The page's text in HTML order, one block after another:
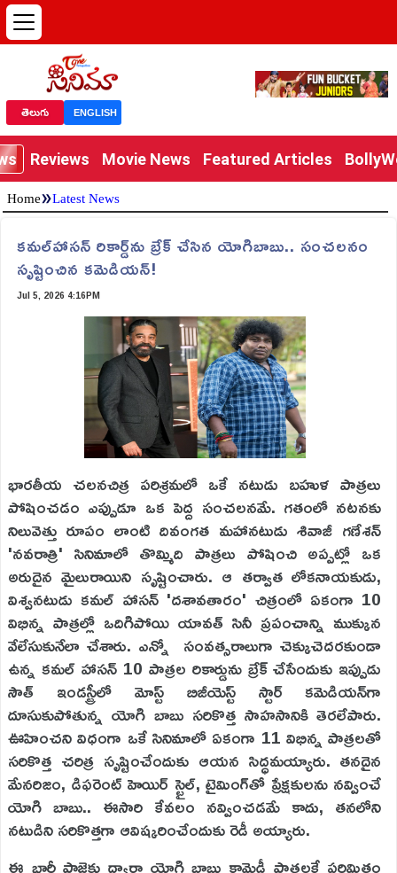
తెలుగు ENGLISH
Reviews Movie News Featured Articles
Home»Latest News
కమల్‌హాసన్ రికార్డ్‌ను బ్రేక్ చేసిన యోగిబాబు.. సంచ‌ల‌నం
సృష్టించిన క‌మెడియ‌న్‌!
Jul 5, 2026 4:16PM
భారతీయ చలనచిత్ర పరిశ్రమలో ఒకే నటుడు బహుళ పాత్రలు
పోషించడం ఎప్పుడూ ఒక పెద్ద సంచలనమే. గతంలో నటనకు
నిలువెత్తు రూపం లాంటి దివంగత మహానటుడు శివాజీ గణేశన్
'నవరాత్రి' సినిమాలో తొమ్మిది పాత్రలు పోషించి అప్పట్లో ఒక
అరుదైన మైలురాయిని సృష్టించారు. ఆ తర్వాత లోకనాయకుడు,
విశ్వనటుడు కమల్ హాసన్ 'దశావతారం' చిత్రంలో ఏకంగా 10
విభిన్న పాత్రల్లో ఒదిగిపోయి యావత్ సినీ ప్రపంచాన్ని ముక్కున
వేలేసుకునేలా చేశారు. ఎన్నో సంవ‌త్స‌రాలుగా చెక్కుచెదరకుండా
ఉన్న కమల్ హాసన్ 10 పాత్రల రికార్డును బ్రేక్ చేసేందుకు ఇప్పుడు
సౌత్ ఇండస్ట్రీలో మోస్ట్ బిజీయెస్ట్ స్టార్ కమెడియన్‌గా
దూసుకుపోతున్న యోగి బాబు సరికొత్త సాహసానికి తెరలేపారు.
ఊహించని విధంగా ఒకే సినిమాలో ఏకంగా 11 విభిన్న పాత్రలతో
సరికొత్త చరిత్ర సృష్టించేందుకు ఆయన సిద్ధమయ్యారు. తనదైన
మేనరిజం, డిఫరెంట్ హెయిర్ స్టైల్, టైమింగ్‌తో ప్రేక్షకులను నవ్వించే
యోగి బాబు.. ఈసారి కేవలం నవ్వించడమే కాదు, తనలోని
నటుడిని సరికొత్తగా ఆవిష్కరించేందుకు రెడీ అయ్యారు.